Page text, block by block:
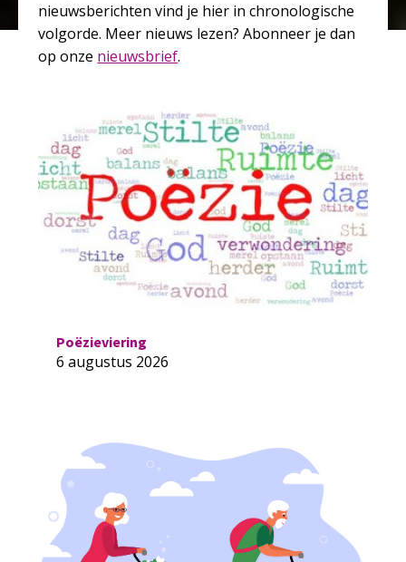
nieuwsberichten vind je hier in chronologische
volgorde. Meer nieuws lezen? Abonneer je dan
op onze nieuwsbrief.
Poëzieviering
6 augustus 2026